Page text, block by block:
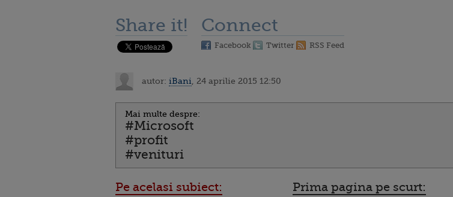
Share it! Connect
Facebook Twitter RSS Feed
autor: iBani , 24 aprilie 2015 12:50
Mai multe despre:
#Microsoft
#profit
#venituri
Pe acelasi subiect: Prima pagina pe scurt: